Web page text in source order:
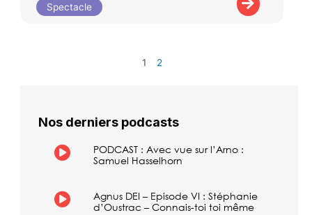
Spectacle
1 2
Nos derniers podcasts
PODCAST : Avec vue sur l’Arno :
Samuel Hasselhorn
Agnus DEI – Episode VI : Stéphanie
d’Oustrac – Connais-toi toi même